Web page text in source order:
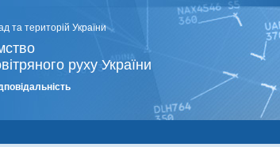
та територій України
руху України